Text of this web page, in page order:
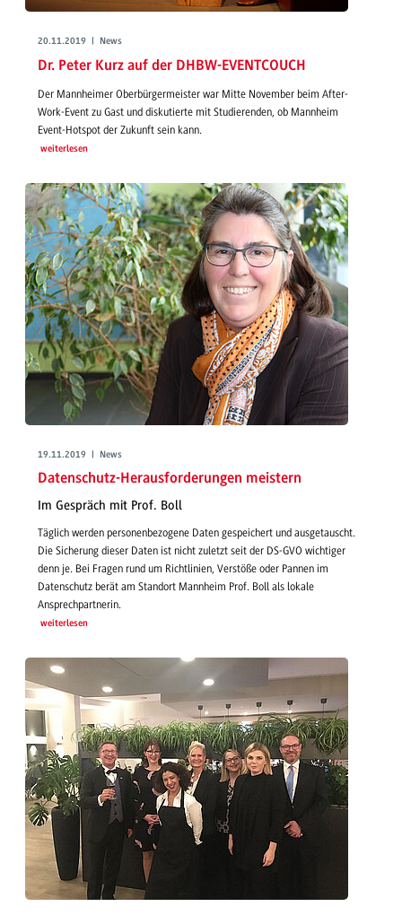
20.11.2019 | News
Dr. Peter Kurz auf der DHBW-EVENTCOUCH
Der Mannheimer Oberbürgermeister war Mitte November beim After-
Work-Event zu Gast und diskutierte mit Studierenden, ob Mannheim
Event-Hotspot der Zukunft sein kann.
weiterlesen
19.11.2019 | News
Datenschutz-Herausforderungen meistern
Im Gespräch mit Prof. Boll
Täglich werden personenbezogene Daten gespeichert und ausgetauscht.
Die Sicherung dieser Daten ist nicht zuletzt seit der DS-GVO wichtiger
denn je. Bei Fragen rund um Richtlinien, Verstöße oder Pannen im
Datenschutz berät am Standort Mannheim Prof. Boll als lokale
Ansprechpartnerin.
weiterlesen